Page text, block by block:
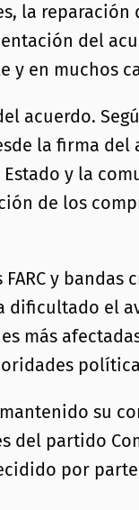
la
del
en muchos
acuerdo.
la firma
y la
de los
y
el
más
su
del partido
por